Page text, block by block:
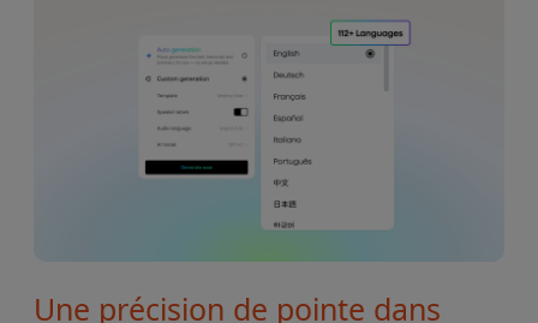
Une précision de pointe dans